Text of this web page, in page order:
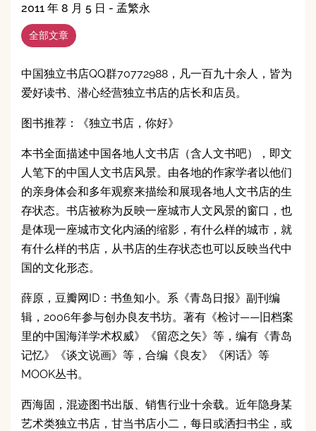
2011 年 8 月 5 日 - 孟繁永
全部文章
中国独立书店QQ群70772988，凡一百九十余人，皆为
爱好读书、潜心经营独立书店的店长和店员。
图书推荐：《独立书店，你好》
本书全面描述中国各地人文书店（含人文书吧），即文
人笔下的中国人文书店风景。由各地的作家学者以他们
的亲身体会和多年观察来描绘和展现各地人文书店的生
存状态。书店被称为反映一座城市人文风景的窗口，也
是体现一座城市文化内涵的缩影，有什么样的城市，就
有什么样的书店，从书店的生存状态也可以反映当代中
国的文化形态。
薛原，豆瓣网ID：书鱼知小。系《青岛日报》副刊编
辑，2006年参与创办良友书坊。著有《检讨——旧档案
里的中国海洋学术权威》《留恋之矢》等，编有《青岛
记忆》《谈文说画》等，合编《良友》《闲话》等
MOOK丛书。
西海固，混迹图书出版、销售行业十余载。近年隐身某
艺术类独立书店，甘当书店小二，每日或洒扫书尘，或